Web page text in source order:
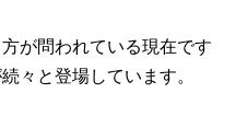
が問われている現在です
々と登場しています。